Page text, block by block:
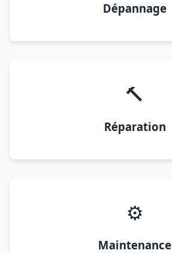
Dépannage
🔨
Réparation
⚙️
Maintenance